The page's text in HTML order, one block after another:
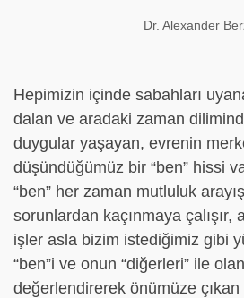
Dr. Alexander
Hepimizin içinde sabahları
dalan ve aradaki zaman
duygular yaşayan, evrenin
düşündüğümüz bir “ben” hissi
“ben” her zaman mutluluk
sorunlardan kaçınmaya
işler asla bizim istediğimiz gibi
“ben”i ve onun “diğerleri” ile
değerlendirerek önümüze